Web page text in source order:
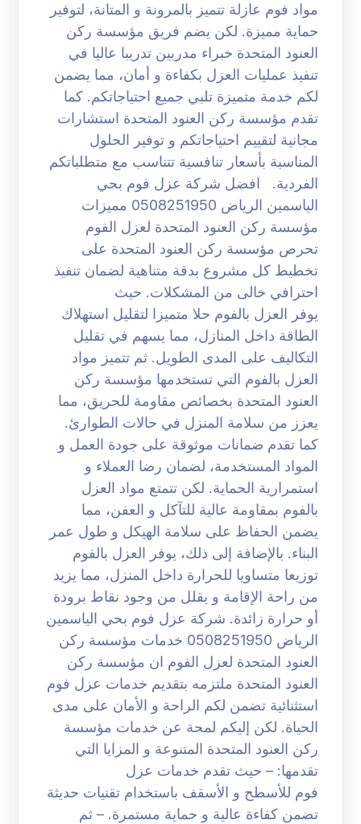
مواد فوم عازلة تتميز بالمرونة و المتانة، لتوفير
حماية مميزة. لكن يضم فريق مؤسسة ركن
العنود المتحدة خبراء مدربين تدريبا عاليا في
تنفيذ عمليات العزل بكفاءة و أمان، مما يضمن
لكم خدمة متميزة تلبي جميع احتياجاتكم. كما
تقدم مؤسسة ركن العنود المتحدة استشارات
مجانية لتقييم احتياجاتكم و توفير الحلول
المناسبة بأسعار تنافسية تتناسب مع متطلباتكم
الفردية. افضل شركة عزل فوم بحي
الياسمين الرياض 0508251950 مميزات
مؤسسة ركن العنود المتحدة لعزل الفوم
تحرص مؤسسة ركن العنود المتحدة على
تخطيط كل مشروع بدقة متناهية لضمان تنفيذ
احترافي خالى من المشكلات. حيث
يوفر العزل بالفوم حلا متميزا لتقليل استهلاك
الطاقة داخل المنازل، مما يسهم في تقليل
التكاليف على المدى الطويل. ثم تتميز مواد
العزل بالفوم التي تستخدمها مؤسسة ركن
العنود المتحدة بخصائص مقاومة للحريق، مما
يعزز من سلامة المنزل في حالات الطوارئ.
كما تقدم ضمانات موثوقة على جودة العمل و
المواد المستخدمة، لضمان رضا العملاء و
استمرارية الحماية. لكن تتمتع مواد العزل
بالفوم بمقاومة عالية للتآكل و العفن، مما
يضمن الحفاظ على سلامة الهيكل و طول عمر
البناء. بالإضافة إلى ذلك، يوفر العزل بالفوم
توزيعا متساويا للحرارة داخل المنزل، مما يزيد
من راحة الإقامة و يقلل من وجود نقاط برودة
أو حرارة زائدة. شركة عزل فوم بحي الياسمين
الرياض 0508251950 خدمات مؤسسة ركن
العنود المتحدة لعزل الفوم ان مؤسسة ركن
العنود المتحدة ملتزمه بتقديم خدمات عزل فوم
استثنائية تضمن لكم الراحة و الأمان على مدى
الحياة. لكن إليكم لمحة عن خدمات مؤسسة
ركن العنود المتحدة المتنوعة و المزايا التي
تقدمها: – حيث تقدم خدمات عزل
فوم للأسطح و الأسقف باستخدام تقنيات حديثة
تضمن كفاءة عالية و حماية مستمرة. – ثم